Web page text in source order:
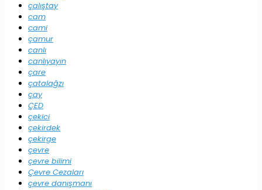
çalıştay
cam
cami
çamur
canlı
canlıyayın
çare
çatalağzı
çay
ÇED
çekici
çekirdek
çekirge
çevre
çevre bilimi
Çevre Cezaları
çevre danışmanı